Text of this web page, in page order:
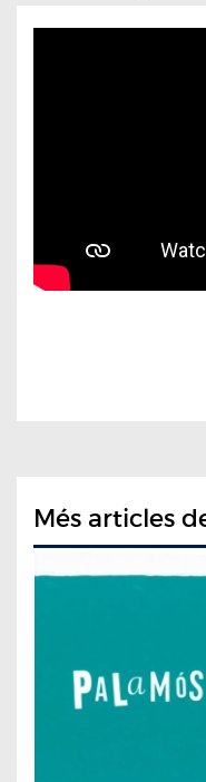
Més articles